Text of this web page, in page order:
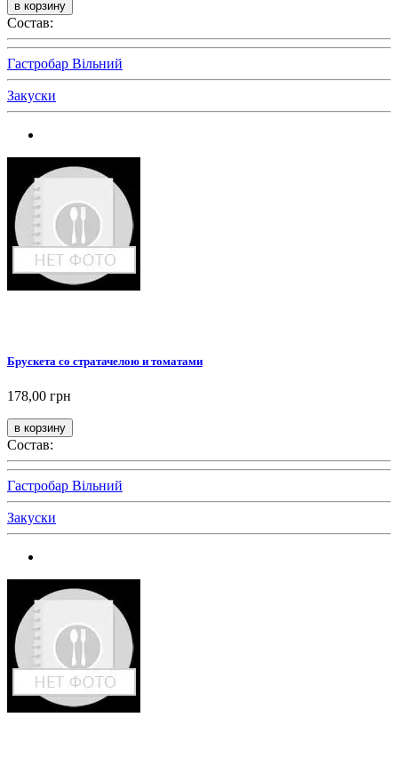
Состав:
Гастробар Вільний
Закуски
Брускета со стратачелою и томатами
178,00 грн
Состав:
Гастробар Вільний
Закуски